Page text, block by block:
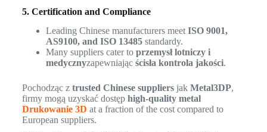
5. Certification and Compliance
Leading Chinese manufacturers meet ISO 9001,
AS9100, and ISO 13485standardy.
Many suppliers cater to przemysł lotniczy i
medycznyzapewniając ścisła kontrola jakości.
Pochodząc z trusted Chinese suppliersjak Metal3DP,
firmy mogą uzyskać dostęp high-quality metal
Drukowanie 3D at a fraction of the cost compared to
European suppliers.